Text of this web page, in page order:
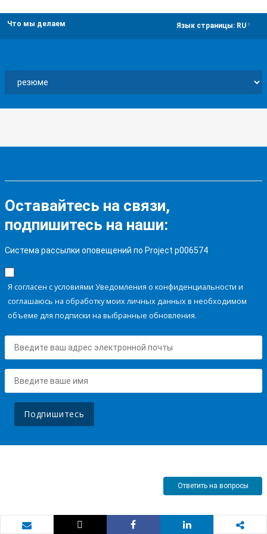
Что мы делаем Язык страницы: RU
Оставайтесь на связи,
подпишитесь на наши:
Система рассылки оповещений по Project p006574
Я согласен с условиями Уведомления о конфиденциальности и
соглашаюсь на обработку моих личных данных в необходимом
объеме для подписки на выбранные обновления.
Подпишитесь
Ответить на вопросы